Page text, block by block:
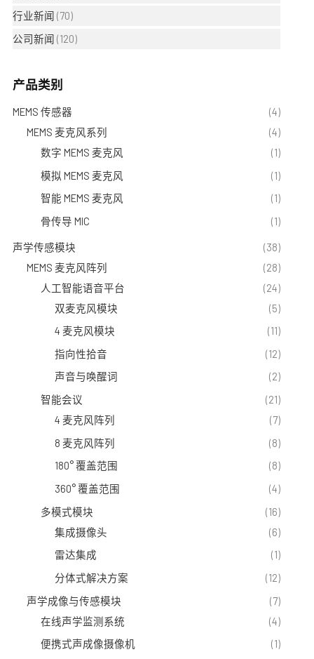
行业新闻 (70)
公司新闻 (120)
产品类别
MEMS 传感器
(4)
MEMS 麦克风系列
(4)
数字 MEMS 麦克风
(1)
模拟 MEMS 麦克风
(1)
智能 MEMS 麦克风
(1)
骨传导 MIC
(1)
声学传感模块
(38)
MEMS 麦克风阵列
(28)
人工智能语音平台
(24)
双麦克风模块
(5)
4 麦克风模块
(11)
指向性拾音
(12)
声音与唤醒词
(2)
智能会议
(21)
4 麦克风阵列
(7)
8 麦克风阵列
(8)
180° 覆盖范围
(8)
360° 覆盖范围
(4)
多模式模块
(16)
集成摄像头
(6)
雷达集成
(1)
分体式解决方案
(12)
声学成像与传感模块
(7)
在线声学监测系统
(4)
便携式声成像摄像机
(1)